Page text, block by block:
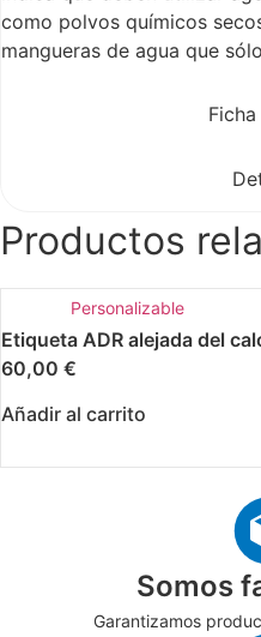
como polvos químicos
mangueras de agua que
Productos
Personalizable
Etiqueta ADR alejada del
60,00 €
Añadir al carrito
Somos
Garantizamos